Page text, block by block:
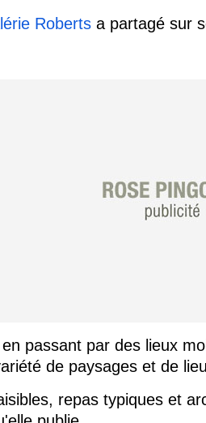
Roberts a partagé sur
passant par des lieux
de paysages et de
repas typiques et